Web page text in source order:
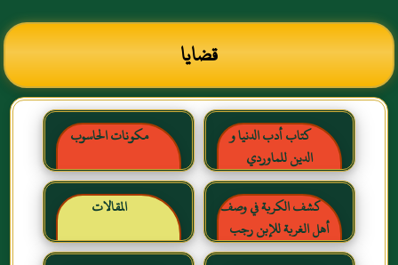
قضايا
كتاب أدب الدنيا و
الدين للماوردي
مكونات الحاسوب
كشف الكربة في وصف
أهل الغربة للإبن رجب
الحنبلي رحمه الله
المقالات